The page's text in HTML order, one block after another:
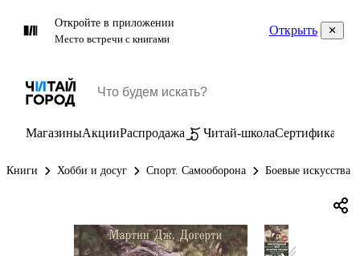
Откройте в приложении
Место встречи с книгами
Открыть
МагазиныАкцииРаспродажа Читай-школаСертификаты
Книги Хобби и досуг Спорт. Самооборона Боевые искусства